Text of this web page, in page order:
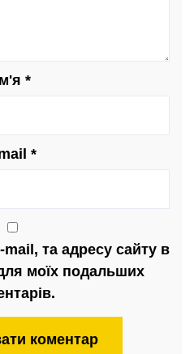
*
*
та адресу сайту в
моїх подальших